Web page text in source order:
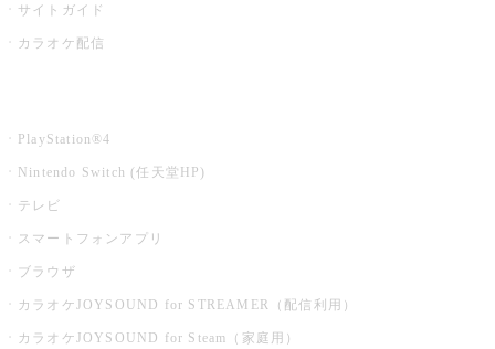
サイトガイド
カラオケ配信
PlayStation®4
Nintendo Switch (任天堂HP)
テレビ
スマートフォンアプリ
ブラウザ
カラオケJOYSOUND for STREAMER（配信利用）
カラオケJOYSOUND for Steam（家庭用）